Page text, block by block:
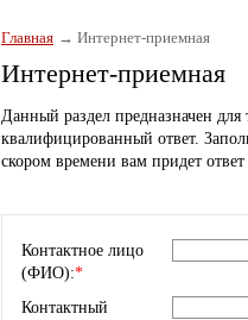
Главная Интернет-приемная
Интернет-приемная
Данный раздел предназначен
квалифицированный ответ.
скором времени вам придет
Контактное лицо
(ФИО):*
Контактный